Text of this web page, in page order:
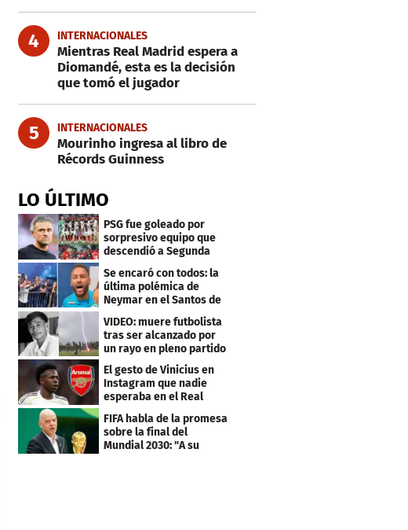
4 INTERNACIONALES
Mientras Real Madrid espera a
Diomandé, esta es la decisión
que tomó el jugador
5 INTERNACIONALES
Mourinho ingresa al libro de
Récords Guinness
LO ÚLTIMO
PSG fue goleado por
sorpresivo equipo que
descendió a Segunda
Se encaró con todos: la
última polémica de
Neymar en el Santos de
VIDEO: muere futbolista
tras ser alcanzado por
un rayo en pleno partido
El gesto de Vinicius en
Instagram que nadie
esperaba en el Real
FIFA habla de la promesa
sobre la final del
Mundial 2030: "A su